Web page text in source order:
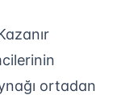
ortadan